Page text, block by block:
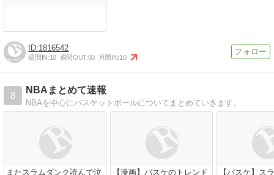
1816542
週間IN:10 週間OUT:60 月間IN:10
8
NBAまとめて速報
NBAを中心にバスケットボールについてまとめていきます。
またスラムダンク読んで泣
【漫画】バスケのトレンド
【バスケ】ス